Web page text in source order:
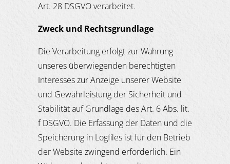
Art. 28 DSGVO verarbeitet.
Zweck und Rechtsgrundlage
Die Verarbeitung erfolgt zur Wahrung
unseres überwiegenden berechtigten
Interesses zur Anzeige unserer Website
und Gewährleistung der Sicherheit und
Stabilität auf Grundlage des Art. 6 Abs. lit.
f DSGVO. Die Erfassung der Daten und die
Speicherung in Logfiles ist für den Betrieb
der Website zwingend erforderlich. Ein